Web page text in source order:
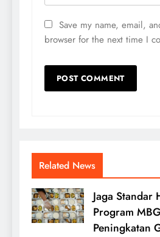
Save my name, email,
browser for the next time I
Related News
Jaga Standar
Program
Peningkatan